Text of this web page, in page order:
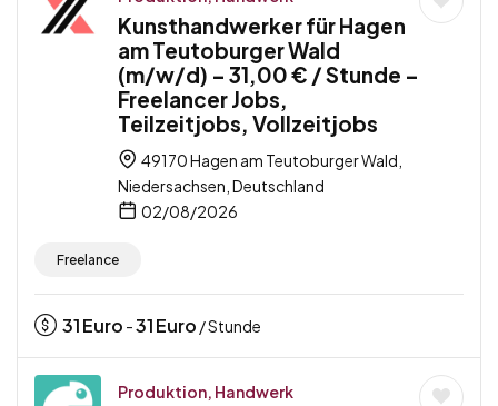
Kunsthandwerker für Hagen
am Teutoburger Wald
(m/w/d) – 31,00 € / Stunde –
Freelancer Jobs,
Teilzeitjobs, Vollzeitjobs
49170 Hagen am Teutoburger Wald,
Niedersachsen, Deutschland
02/08/2026
Freelance
31Euro -31Euro / Stunde
Produktion, Handwerk